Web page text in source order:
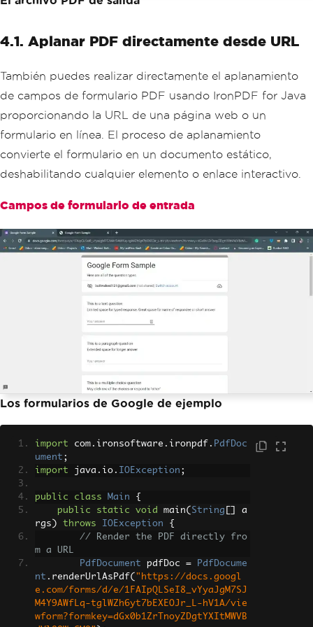
4.1. Aplanar PDF directamente desde URL
También puedes realizar directamente el aplanamiento
de campos de formulario PDF usando IronPDF for Java
proporcionando la URL de una página web o un
formulario en línea. El proceso de aplanamiento
convierte el formulario en un documento estático,
deshabilitando cualquier elemento o enlace interactivo.
Campos de formulario de entrada
Los formularios de Google de ejemplo
import com . ironsoftware . ironpdf . PdfDoc
ument ;
import java . io . IOException ;
public class Main
{
public
static void main( String
a
rgs ) throws IOException
{
// Render the PDF directly fro
m a URL
PdfDocument pdfDoc =
PdfDocume
nt . renderUrlAsPdf( "https://docs.googl
e.com/forms/d/e/1FAIpQLSeI8_vYyaJgM7SJ
M4Y9AWfLq-tglWZh6yt7bEXEOJr_L-hV1A/vie
wform?formkey=dGx0b1ZrTnoyZDgtYXItMWVB